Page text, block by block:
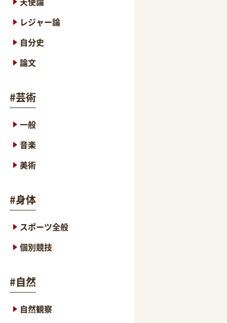
#芸術
一般
音楽
美術
#身体
スポーツ全般
個別競技
#自然
自然観察
レジャー論
自分史
論文